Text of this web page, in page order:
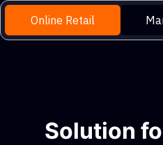
Online Retail
Solution